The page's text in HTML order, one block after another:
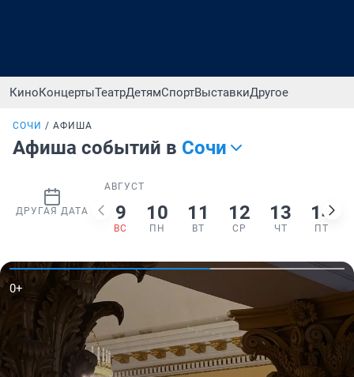
КиноКонцертыТеатрДетямСпортВыставкиДругое
СОЧИ АФИША
Афиша событий в Сочи
ДРУГАЯ ДАТА
АВГУСТ
9
ВС
10
ПН
11
ВТ
12
СР
13
ЧТ
14
ПТ
18+